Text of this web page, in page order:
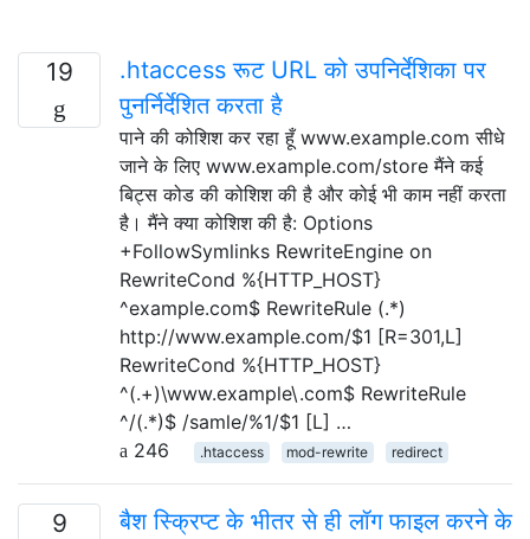
19
.htaccess रूट URL को उपनिर्देशिका पर
पुनर्निर्देशित करता है
पाने की कोशिश कर रहा हूँ www.example.com सीधे
जाने के लिए www.example.com/store मैंने कई
बिट्स कोड की कोशिश की है और कोई भी काम नहीं करता
है। मैंने क्या कोशिश की है: Options
+FollowSymlinks RewriteEngine on
RewriteCond %{HTTP_HOST}
^example.com$ RewriteRule (.*)
http://www.example.com/$1 [R=301,L]
RewriteCond %{HTTP_HOST}
^(.+)\www.example\.com$ RewriteRule
^/(.*)$ /samle/%1/$1 [L] …
246
.htaccess mod-rewrite redirect
9
बैश स्क्रिप्ट के भीतर से ही लॉग फाइल करने के